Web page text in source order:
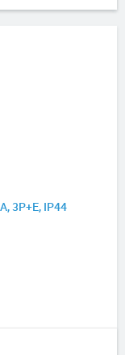
3P+E, IP44